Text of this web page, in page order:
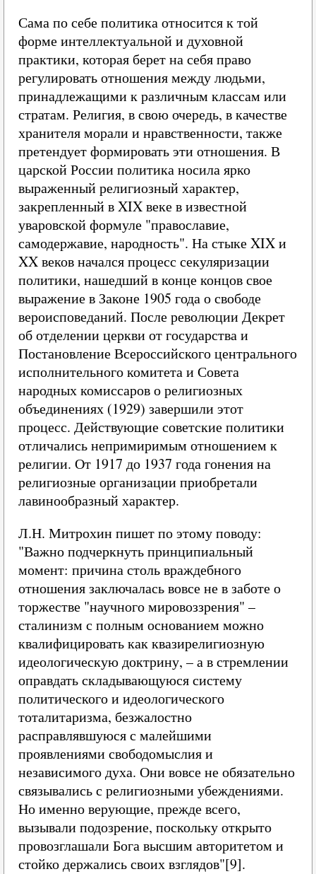
Сама по себе политика относится к той
форме интеллектуальной и духовной
практики, которая берет на себя право
регулировать отношения между людьми,
принадлежащими к различным классам или
стратам. Религия, в свою очередь, в качестве
хранителя морали и нравственности, также
претендует формировать эти отношения. В
царской России политика носила ярко
выраженный религиозный характер,
закрепленный в XIX веке в известной
уваровской формуле "православие,
самодержавие, народность". На стыке XIX и
XX веков начался процесс секуляризации
политики, нашедший в конце концов свое
выражение в Законе 1905 года о свободе
вероисповеданий. После революции Декрет
об отделении церкви от государства и
Постановление Всероссийского центрального
исполнительного комитета и Совета
народных комиссаров о религиозных
объединениях (1929) завершили этот
процесс. Действующие советские политики
отличались непримиримым отношением к
религии. От 1917 до 1937 года гонения на
религиозные организации приобретали
лавинообразный характер.
Л.Н. Митрохин пишет по этому поводу:
"Важно подчеркнуть принципиальный
момент: причина столь враждебного
отношения заключалась вовсе не в заботе о
торжестве "научного мировоззрения" –
сталинизм с полным основанием можно
квалифицировать как квазирелигиозную
идеологическую доктрину, – а в стремлении
оправдать складывающуюся систему
политического и идеологического
тоталитаризма, безжалостно
расправлявшуюся с малейшими
проявлениями свободомыслия и
независимого духа. Они вовсе не обязательно
связывались с религиозными убеждениями.
Но именно верующие, прежде всего,
вызывали подозрение, поскольку открыто
провозглашали Бога высшим авторитетом и
стойко держались своих взглядов"[9].